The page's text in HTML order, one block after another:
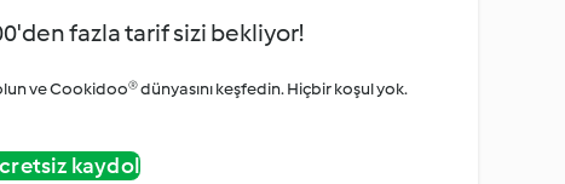
fazla tarif sizi bekliyor!
ve Cookidoo® dünyasını keşfedin. Hiçbir koşul yok.
kaydol